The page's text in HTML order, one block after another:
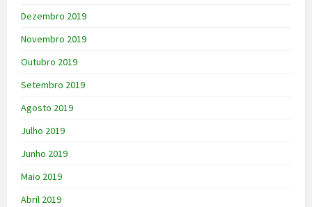
Dezembro 2019
Novembro 2019
Outubro 2019
Setembro 2019
Agosto 2019
Julho 2019
Junho 2019
Maio 2019
Abril 2019